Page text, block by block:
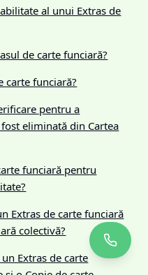
al unui Extras de
de carte funciară?
carte funciară?
pentru a
eliminată din Cartea
funciară pentru
Extras de carte funciară
colectivă?
Extras de carte